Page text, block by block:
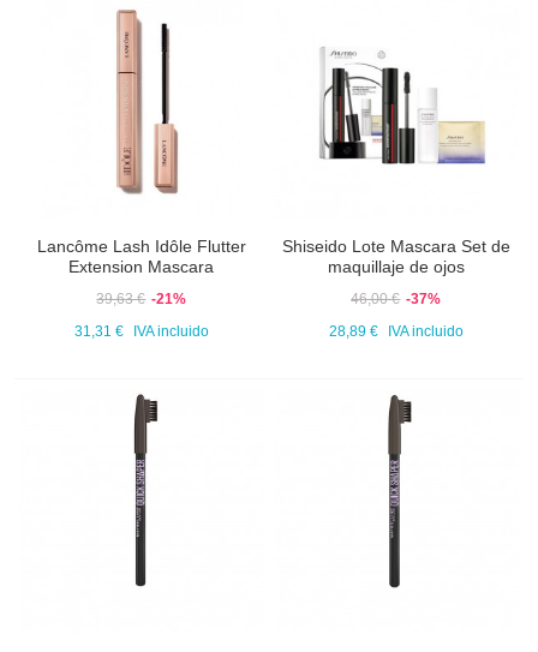
Lancôme Lash Idôle Flutter
Extension Mascara
39,63 € -21%
31,31 €
IVA incluido
Shiseido Lote Mascara Set de
maquillaje de ojos
46,00 € -37%
28,89 €
IVA incluido